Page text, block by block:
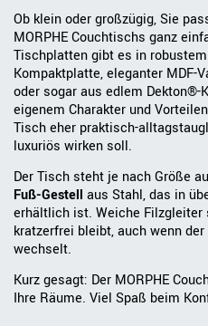
Ob klein oder großzügig, Sie
MORPHE Couchtischs ganz
Tischplatten gibt es in
Kompaktplatte, eleganter MDF-
oder sogar aus edlem
eigenem Charakter und
Tisch eher praktisch-
luxuriös wirken soll.
Der Tisch steht je nach Größe
Fuß-Gestell aus Stahl, das in
erhältlich ist. Weiche Filzgleiter
kratzerfrei bleibt, auch wenn
wechselt.
Kurz gesagt: Der MORPHE
Ihre Räume. Viel Spaß beim